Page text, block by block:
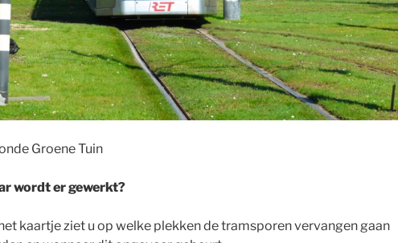
Groene Tuin
wordt er gewerkt?
kaartje ziet u op welke plekken de tramsporen vervangen gaan